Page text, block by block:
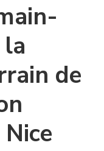
de